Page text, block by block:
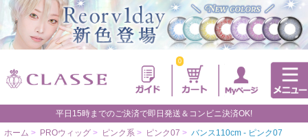
0
平日15時までのご決済で即日発送＆コンビニ決済OK!
ホーム > PROウィッグ > ピンク系 > ピンク07 > バンス110cm - ピンク07